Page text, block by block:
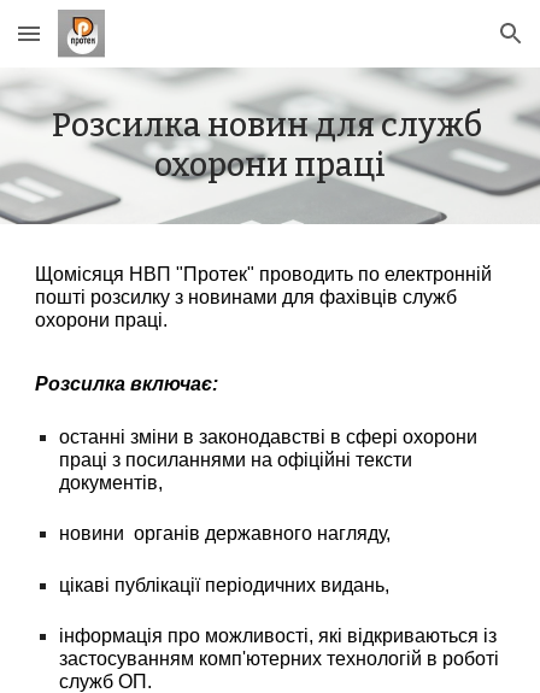
Skip to main content Skip to navigation
Розсилка новин для служб
охорони праці
Щомісяця НВП "Протек" проводить по електронній
пошті розсилку з новинами для фахівців служб
охорони праці.
Розсилка включає:
останні зміни в законодавстві в сфері охорони
праці з посиланнями на офіційні тексти
документів,
новини  органів державного нагляду,
цікаві публікації періодичних видань,
інформація про можливості, які відкриваються із
застосуванням комп'ютерних технологій в роботі
служб ОП.